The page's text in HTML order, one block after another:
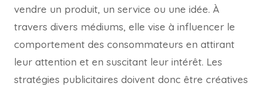
vendre un produit, un service ou une idée. À
travers divers médiums, elle vise à influencer le
comportement des consommateurs en attirant
leur attention et en suscitant leur intérêt. Les
stratégies publicitaires doivent donc être créatives